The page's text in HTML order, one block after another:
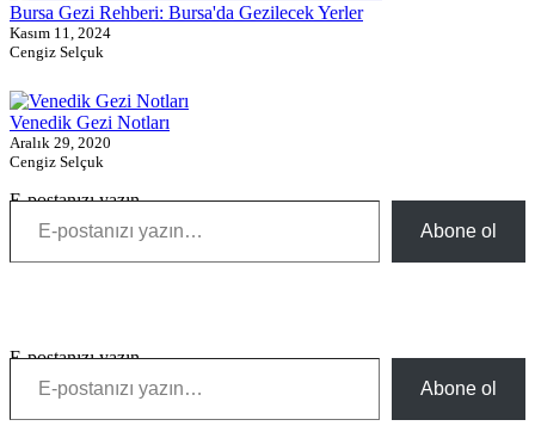
Bursa Gezi Rehberi: Bursa'da Gezilecek Yerler
Kasım 11, 2024
Cengiz Selçuk
Venedik Gezi Notları
Aralık 29, 2020
Cengiz Selçuk
E-postanızı yazın…
Abone ol
E-postanızı yazın…
Abone ol